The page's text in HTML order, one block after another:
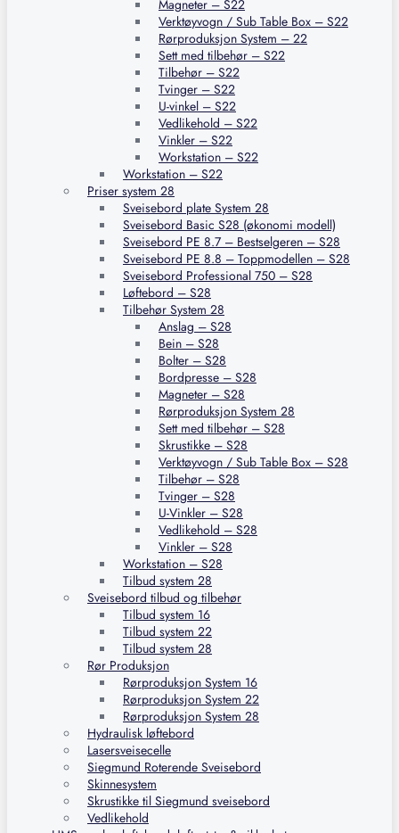
Magneter – S22
Verktøyvogn / Sub Table Box – S22
Rørproduksjon System – 22
Sett med tilbehør – S22
Tilbehør – S22
Tvinger – S22
U-vinkel – S22
Vedlikehold – S22
Vinkler – S22
Workstation – S22
Workstation – S22
Priser system 28
Sveisebord plate System 28
Sveisebord Basic S28 (økonomi modell)
Sveisebord PE 8.7 – Bestselgeren – S28
Sveisebord PE 8.8 – Toppmodellen – S28
Sveisebord Professional 750 – S28
Løftebord – S28
Tilbehør System 28
Anslag – S28
Bein – S28
Bolter – S28
Bordpresse – S28
Magneter – S28
Rørproduksjon System 28
Sett med tilbehør – S28
Skrustikke – S28
Verktøyvogn / Sub Table Box – S28
Tilbehør – S28
Tvinger – S28
U-Vinkler – S28
Vedlikehold – S28
Vinkler – S28
Workstation – S28
Tilbud system 28
Sveisebord tilbud og tilbehør
Tilbud system 16
Tilbud system 22
Tilbud system 28
Rør Produksjon
Rørproduksjon System 16
Rørproduksjon System 22
Rørproduksjon System 28
Hydraulisk løftebord
Lasersveisecelle
Siegmund Roterende Sveisebord
Skinnesystem
Skrustikke til Siegmund sveisebord
Vedlikehold